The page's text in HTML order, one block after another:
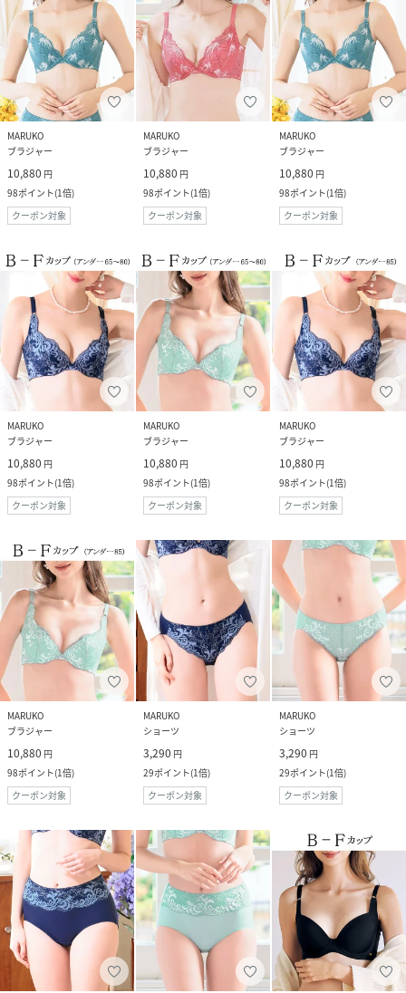
MARUKO
ブラジャー
10,880 円
98ポイント(1倍)
クーポン対象
MARUKO
ブラジャー
10,880 円
98ポイント(1倍)
クーポン対象
MARUKO
ブラジャー
10,880 円
98ポイント(1倍)
クーポン対象
MARUKO
ブラジャー
10,880 円
98ポイント(1倍)
クーポン対象
MARUKO
ブラジャー
10,880 円
98ポイント(1倍)
クーポン対象
MARUKO
ブラジャー
10,880 円
98ポイント(1倍)
クーポン対象
MARUKO
ブラジャー
10,880 円
98ポイント(1倍)
クーポン対象
MARUKO
ショーツ
3,290 円
29ポイント(1倍)
クーポン対象
MARUKO
ショーツ
3,290 円
29ポイント(1倍)
クーポン対象